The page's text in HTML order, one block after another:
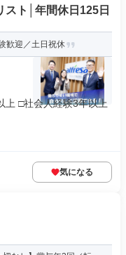
スト│年間休日125日
歓迎／土日祝休
上 □社会人経験3年以上
気になる